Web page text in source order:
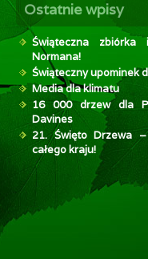
Ostatnie wpisy
Świąteczna zbiórka
Normana!
Świąteczny upominek
Media dla klimatu
16 000 drzew dla
Davines
21. Święto Drzewa
całego kraju!